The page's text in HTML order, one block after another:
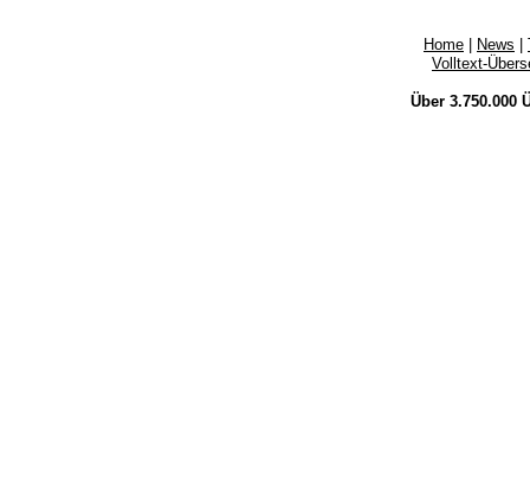
Home News
Volltext-
Über 3.750.000